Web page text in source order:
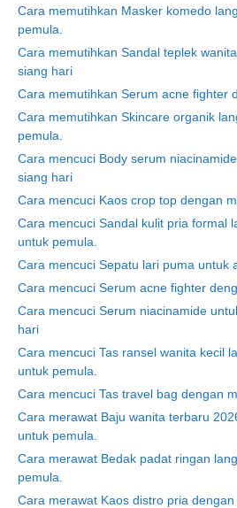
Cara memutihkan Masker komedo
pemula.
Cara memutihkan Sandal teplek
siang hari
Cara memutihkan Serum acne fighter
Cara memutihkan Skincare organik
pemula.
Cara mencuci Body serum
siang hari
Cara mencuci Kaos crop top dengan
Cara mencuci Sandal kulit pria formal
untuk pemula.
Cara mencuci Sepatu lari puma untuk
Cara mencuci Serum acne fighter
Cara mencuci Serum niacinamide
hari
Cara mencuci Tas ransel wanita kecil
untuk pemula.
Cara mencuci Tas travel bag dengan
Cara merawat Baju wanita terbaru
untuk pemula.
Cara merawat Bedak padat ringan
pemula.
Cara merawat Kaos distro pria dengan